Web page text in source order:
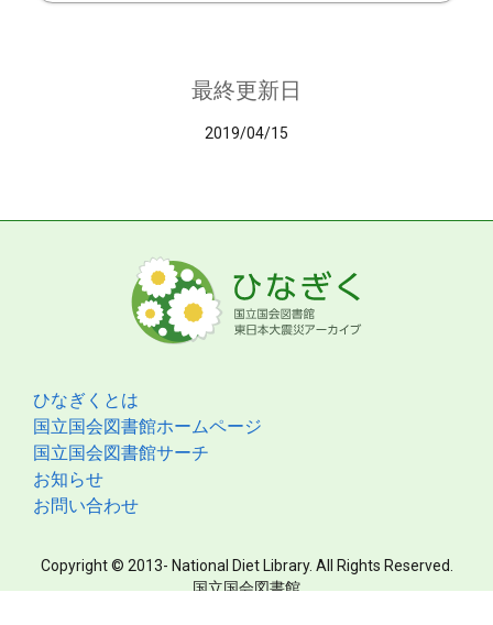
最終更新日
2019/04/15
ひなぎくとは
国立国会図書館ホームページ
国立国会図書館サーチ
お知らせ
お問い合わせ
Copyright © 2013- National Diet Library. All Rights Reserved.